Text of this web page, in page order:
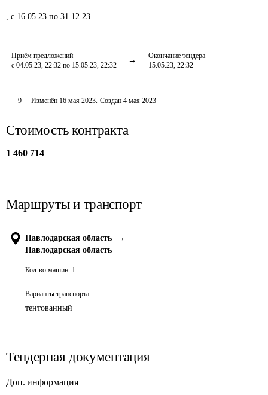
, с 16.05.23 по 31.12.23
Приём предложений
с 04.05.23, 22:32 по 15.05.23, 22:32
Окончание тендера
15.05.23, 22:32
9 Изменён 16 мая 2023. Создан 4 мая 2023
Стоимость контракта
1 460 714
Маршруты и транспорт
Павлодарская область
→
Павлодарская область
Кол-во машин: 1
Варианты транспорта
тентованный
Тендерная документация
Доп. информация